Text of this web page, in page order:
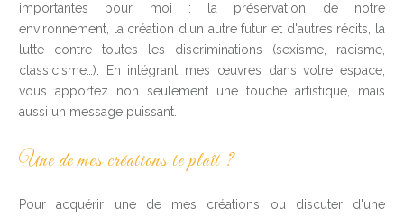
importantes pour moi : la préservation de notre
environnement, la création d'un autre futur et d'autres récits, la
lutte contre toutes les discriminations (sexisme, racisme,
classicisme…). En intégrant mes œuvres dans votre espace,
vous apportez non seulement une touche artistique, mais
aussi un message puissant.
Une de mes créations te plaît ?
Pour acquérir une de mes créations ou discuter d'une